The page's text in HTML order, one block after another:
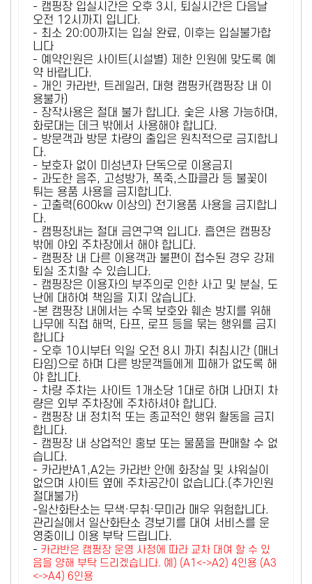
- 캠핑장 입실시간은 오후 3시, 퇴실시간은 다음날
오전 12시까지 입니다.
- 최소 20:00까지는 입실 완료, 이후는 입실불가합
니다
- 예약인원은 사이트(시설별) 제한 인원에 맞도록 예
약 바랍니다.
- 개인 카라반, 트레일러, 대형 캠핑카(캠핑장 내 이
용불가)
- 장작사용은 절대 불가 합니다. 숯은 사용 가능하며,
화로대는 데크 밖에서 사용해야 합니다.
- 방문객과 방문 차량의 출입은 원칙적으로 금지합니
다.
- 보호자 없이 미성년자 단독으로 이용금지
- 과도한 음주, 고성방가, 폭죽,스파클라 등 불꽃이
튀는 용품 사용을 금지합니다.
- 고출력(600kw 이상의) 전기용품 사용을 금지합니
다.
- 캠핑장내는 절대 금연구역 입니다. 흡연은 캠핑장
밖에 야외 주차장에서 해야 합니다.
- 캠핑장 내 다른 이용객과 불편이 접수된 경우 강제
퇴실 조치할 수 있습니다.
- 캠핑장은 이용자의 부주의로 인한 사고 및 분실, 도
난에 대하여 책임을 지지 않습니다.
-본 캠핑장 내에서는 수목 보호와 훼손 방지를 위해
나무에 직접 해먹, 타프, 로프 등을 묶는 행위를 금지
합니다
- 오후 10시부터 익일 오전 8시 까지 취침시간 (매너
타임)으로 하며 다른 방문객들에게 피해가 없도록 해
야 합니다.
- 차량 주차는 사이트 1개소당 1대로 하며 나머지 차
량은 외부 주차장에 주차하셔야 합니다.
- 캠핑장 내 정치적 또는 종교적인 행위 활동을 금지
합니다.
- 캠핑장 내 상업적인 홍보 또는 물품을 판매할 수 없
습니다.
- 카라반A1,A2는 카라반 안에 화장실 및 샤워실이
없으며 사이트 옆에 주차공간이 없습니다.(추가인원
절대불가)
-일산화탄소는 무색·무취·무미라 매우 위험합니다.
관리실에서 일산화탄소 경보기를 대여 서비스를 운
영중이니 이용 부탁 드립니다.
- 카라반은 캠핑장 운영 사정에 따라 교차 대여 할 수 있
음을 양해 부탁 드리겠습니다. 예) (A1<->A2) 4인용 (A3
<->A4) 6인용